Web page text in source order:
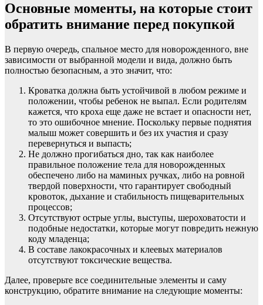
Основные моменты, на которые стоит
обратить внимание перед покупкой
В первую очередь, спальное место для новорожденного, вне
зависимости от выбранной модели и вида, должно быть
полностью безопасным, а это значит, что:
Кроватка должна быть устойчивой в любом режиме и
положении, чтобы ребенок не выпал. Если родителям
кажется, что кроха еще даже не встает и опасности нет,
то это ошибочное мнение. Поскольку первые поднятия
малыш может совершить и без их участия и сразу
перевернуться и выпасть;
Не должно прогибаться дно, так как наиболее
правильное положение тела для новорожденных
обеспечено либо на маминых ручках, либо на ровной
твердой поверхности, что гарантирует свободный
кровоток, дыхание и стабильность пищеварительных
процессов;
Отсутствуют острые углы, выступы, шероховатости и
подобные недостатки, которые могут повредить нежную
коду младенца;
В составе лакокрасочных и клеевых материалов
отсутствуют токсические вещества.
Далее, проверьте все соединительные элементы и саму
конструкцию, обратите внимание на следующие моменты: